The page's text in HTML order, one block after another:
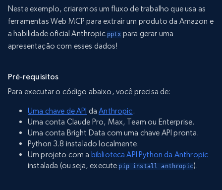
Neste exemplo, criaremos um fluxo de trabalho que usa as
ferramentas Web MCP para extrair um produto da Amazon e
a habilidade oficial Anthropic pptx para gerar uma
apresentação com esses dados!
Pré-requisitos
Para executar o código abaixo, você precisa de:
Uma chave de API daAnthropic.
Uma conta Claude Pro, Max, Team ou Enterprise.
Uma conta Bright Data com uma chave API pronta.
Python 3.8 instalado localmente.
Um projeto com a biblioteca API Python da Anthropic
instalada (ou seja, execute pip install anthropic).